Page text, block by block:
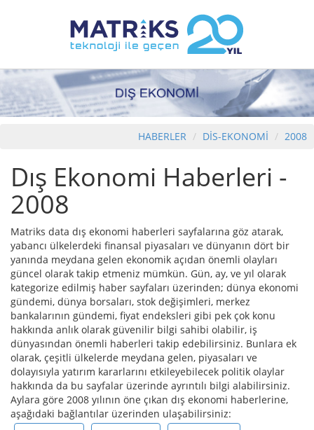
HABERLER DİS-EKONOMİ 2008
Dış Ekonomi Haberleri -
2008
Matriks data dış ekonomi haberleri sayfalarına göz atarak,
yabancı ülkelerdeki finansal piyasaları ve dünyanın dört bir
yanında meydana gelen ekonomik açıdan önemli olayları
güncel olarak takip etmeniz mümkün. Gün, ay, ve yıl olarak
kategorize edilmiş haber sayfaları üzerinden; dünya ekonomi
gündemi, dünya borsaları, stok değişimleri, merkez
bankalarının gündemi, fiyat endeksleri gibi pek çok konu
hakkında anlık olarak güvenilir bilgi sahibi olabilir, iş
dünyasından önemli haberleri takip edebilirsiniz. Bunlara ek
olarak, çeşitli ülkelerde meydana gelen, piyasaları ve
dolayısıyla yatırım kararlarını etkileyebilecek politik olaylar
hakkında da bu sayfalar üzerinde ayrıntılı bilgi alabilirsiniz.
Aylara göre 2008 yılının öne çıkan dış ekonomi haberlerine,
aşağıdaki bağlantılar üzerinden ulaşabilirsiniz: